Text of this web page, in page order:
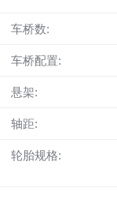
车桥数:
车桥配置:
悬架:
轴距:
轮胎规格: